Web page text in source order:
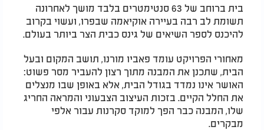
בית ברוחב של 63 סנטימטרים בלבד מושך לאחרונה
תשומת לב רבה בעיירה אוקיאמה שבפרו, ועשוי בקרוב
להיכנס לספר השיאים של גינס כבית הצר ביותר בעולם.
מאחורי הפרויקט עומד פאביו מורנו, תושב המקום ובעל
הבית, שתכנן את המבנה מתוך רצון להעביר מסר פשוט:
האושר אינו נמדד בגודל הבית, אלא באופן שבו מנצלים
את החלל הקיים. בזכות העיצוב הצבעוני והמראה החריג
שלו, המבנה כבר הפך למוקד סקרנות עבור אלפי
מבקרים.